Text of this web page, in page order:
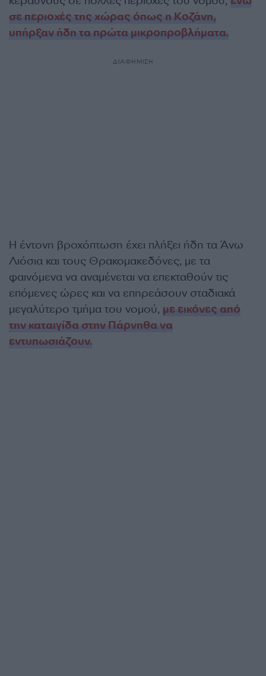
σε περιοχές της χώρας όπως η Κοζάνη,
υπήρξαν ήδη τα πρώτα μικροπροβλήματα.
ΔΙΑΦΗΜΙΣΗ
Η έντονη βροχόπτωση έχει πλήξει ήδη τα Άνω
Λιόσια και τους Θρακομακεδόνες, με τα
φαινόμενα να αναμένεται να επεκταθούν τις
επόμενες ώρες και να επηρεάσουν σταδιακά
μεγαλύτερο τμήμα του νομού, με εικόνες από
την καταιγίδα στην Πάρνηθα να
εντυπωσιάζουν.